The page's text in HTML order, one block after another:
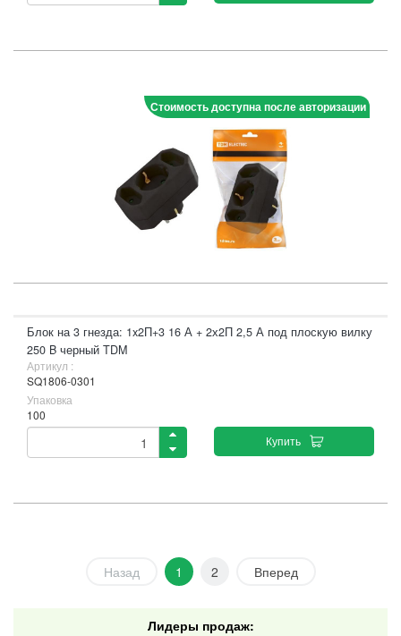
Стоимость доступна после авторизации
Блок на 3 гнезда: 1x2П+3 16 А + 2х2П 2,5 А под плоскую вилку
250 B черный TDM
Артикул :
SQ1806-0301
Упаковка
100
Купить
Назад 1 2 Вперед
Лидеры продаж: